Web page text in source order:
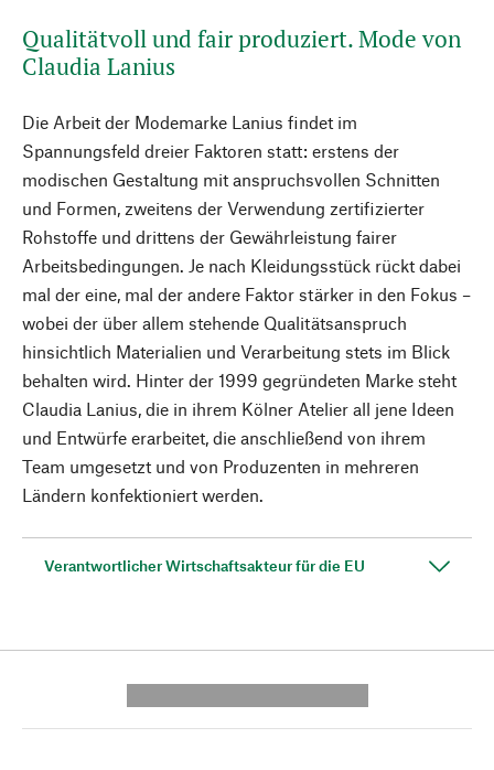
Qualitätvoll und fair produziert. Mode von
Claudia Lanius
Die Arbeit der Modemarke Lanius findet im
Spannungsfeld dreier Faktoren statt: erstens der
modischen Gestaltung mit anspruchsvollen Schnitten
und Formen, zweitens der Verwendung zertifizierter
Rohstoffe und drittens der Gewährleistung fairer
Arbeitsbedingungen. Je nach Kleidungsstück rückt dabei
mal der eine, mal der andere Faktor stärker in den Fokus –
wobei der über allem stehende Qualitätsanspruch
hinsichtlich Materialien und Verarbeitung stets im Blick
behalten wird. Hinter der 1999 gegründeten Marke steht
Claudia Lanius, die in ihrem Kölner Atelier all jene Ideen
und Entwürfe erarbeitet, die anschließend von ihrem
Team umgesetzt und von Produzenten in mehreren
Ländern konfektioniert werden.
Verantwortlicher Wirtschaftsakteur für die EU